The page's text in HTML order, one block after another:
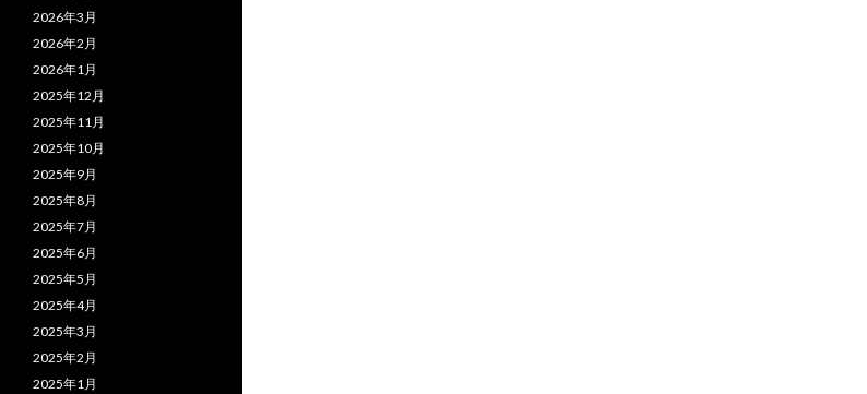
2026年3月
2026年2月
2026年1月
2025年12月
2025年11月
2025年10月
2025年9月
2025年8月
2025年7月
2025年6月
2025年5月
2025年4月
2025年3月
2025年2月
2025年1月